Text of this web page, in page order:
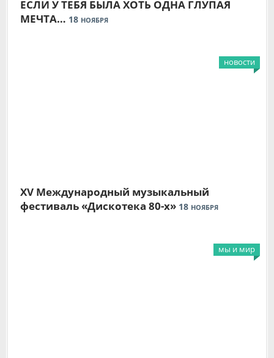
ЕСЛИ У ТЕБЯ БЫЛА ХОТЬ ОДНА ГЛУПАЯ
МЕЧТА… 18 НОЯБРЯ
новости
XV Международный музыкальный
фестиваль «Дискотека 80-х» 18 НОЯБРЯ
мы и мир